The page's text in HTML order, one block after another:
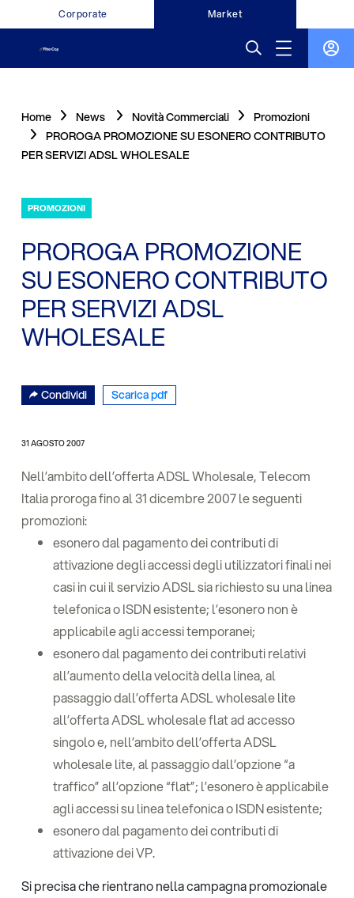
Corporate Market
Home News Novità Commerciali
Promozioni
PROROGA PROMOZIONE SU ESONERO CONTRIBUTO
PER SERVIZI ADSL WHOLESALE
PROMOZIONI
PROROGA PROMOZIONE
SU ESONERO CONTRIBUTO
PER SERVIZI ADSL
WHOLESALE
Condividi Scarica pdf
31 AGOSTO 2007
Nell’ambito dell’offerta ADSL Wholesale, Telecom
Italia proroga fino al 31 dicembre 2007 le seguenti
promozioni:
esonero dal pagamento dei contributi di
attivazione degli accessi degli utilizzatori finali nei
casi in cui il servizio ADSL sia richiesto su una linea
telefonica o ISDN esistente; l’esonero non è
applicabile agli accessi temporanei;
esonero dal pagamento dei contributi relativi
all’aumento della velocità della linea, al
passaggio dall’offerta ADSL wholesale lite
all’offerta ADSL wholesale flat ad accesso
singolo e, nell’ambito dell’offerta ADSL
wholesale lite, al passaggio dall’opzione “a
traffico” all’opzione “flat”; l’esonero è applicabile
agli accessi su linea telefonica o ISDN esistente;
esonero dal pagamento dei contributi di
attivazione dei VP.
Si precisa che rientrano nella campagna promozionale